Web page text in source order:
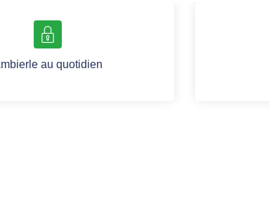
au quotidien